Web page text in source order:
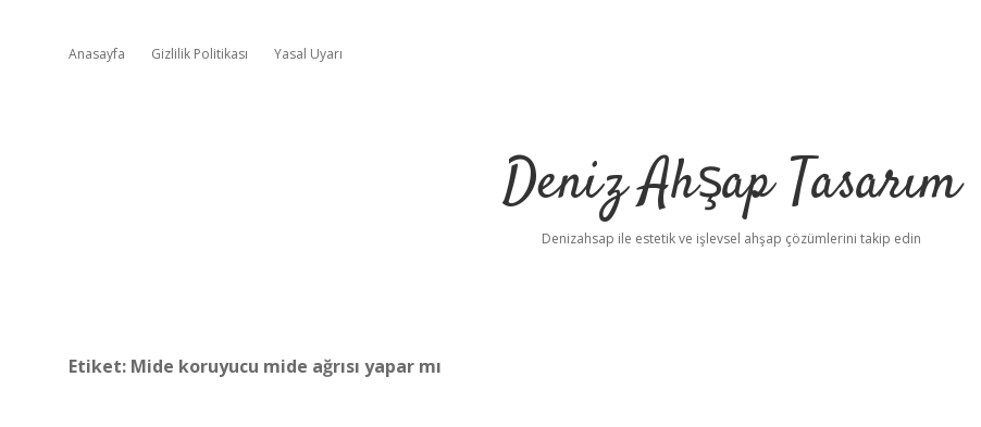
Anasayfa Gizlilik Politikası Yasal Uyarı
Deniz Ahşap Tasarım
Denizahsap ile estetik ve işlevsel ahşap çözümlerini takip edin
Etiket: Mide koruyucu mide ağrısı yapar mı